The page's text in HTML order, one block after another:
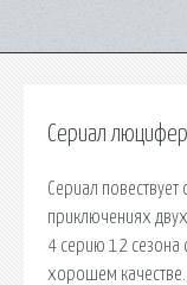
Сериал
Сериал
приключениях
4 серию 12 сезона
хорошем